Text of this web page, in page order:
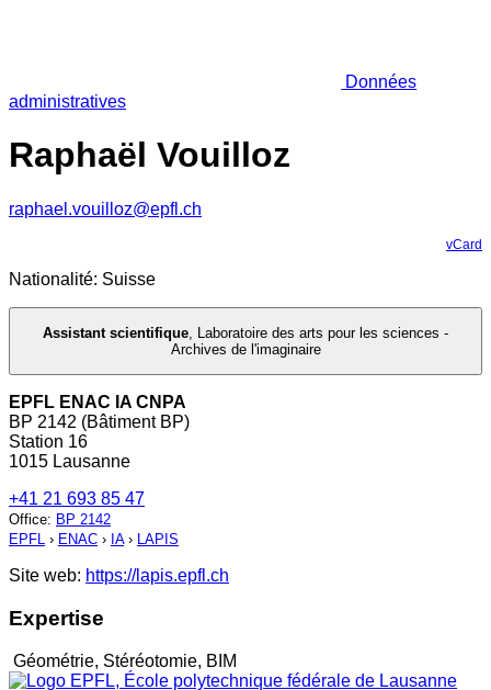
Données
administratives
Raphaël Vouilloz
raphael.vouilloz@epfl.ch
vCard
Nationalité: Suisse
Assistant scientifique, Laboratoire des arts pour les sciences -
Archives de l'imaginaire
EPFL ENAC IA CNPA
BP 2142 (Bâtiment BP)
Station 16
1015 Lausanne
+41 21 693 85 47
Office: BP 2142
EPFL › ENAC › IA› LAPIS
Site web: https://lapis.epfl.ch
Expertise
Géométrie, Stéréotomie, BIM